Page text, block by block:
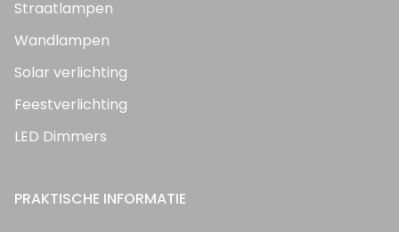
Straatlampen
Wandlampen
Solar verlichting
Feestverlichting
LED Dimmers
PRAKTISCHE INFORMATIE